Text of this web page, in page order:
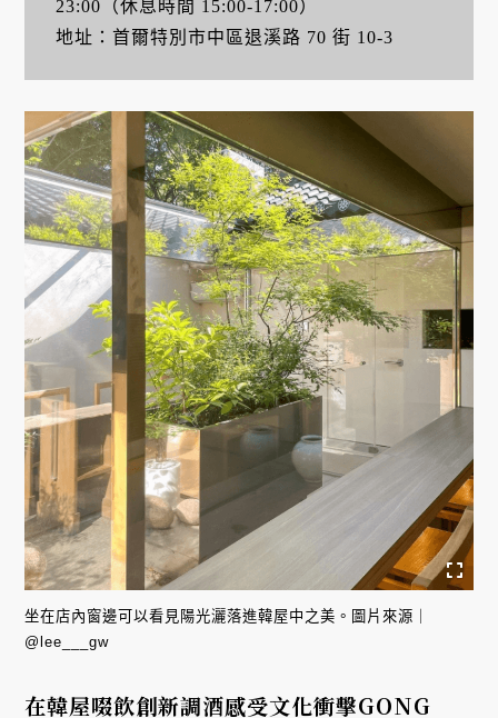
23:00（休息時間 15:00-17:00）
地址：首爾特別市中區退溪路 70 街 10-3
坐在店內窗邊可以看見陽光灑落進韓屋中之美。圖片來源｜
@lee___gw
在韓屋啜飲創新調酒感受文化衝擊GONG